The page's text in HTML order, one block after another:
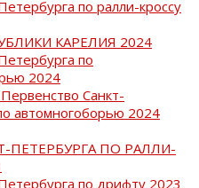
по ралли-кроссу
КАРЕЛИЯ 2024
по
2024
Санкт-
автомногоборью 2024
ПЕТЕРБУРГА ПО РАЛЛИ-
по дрифту 2023